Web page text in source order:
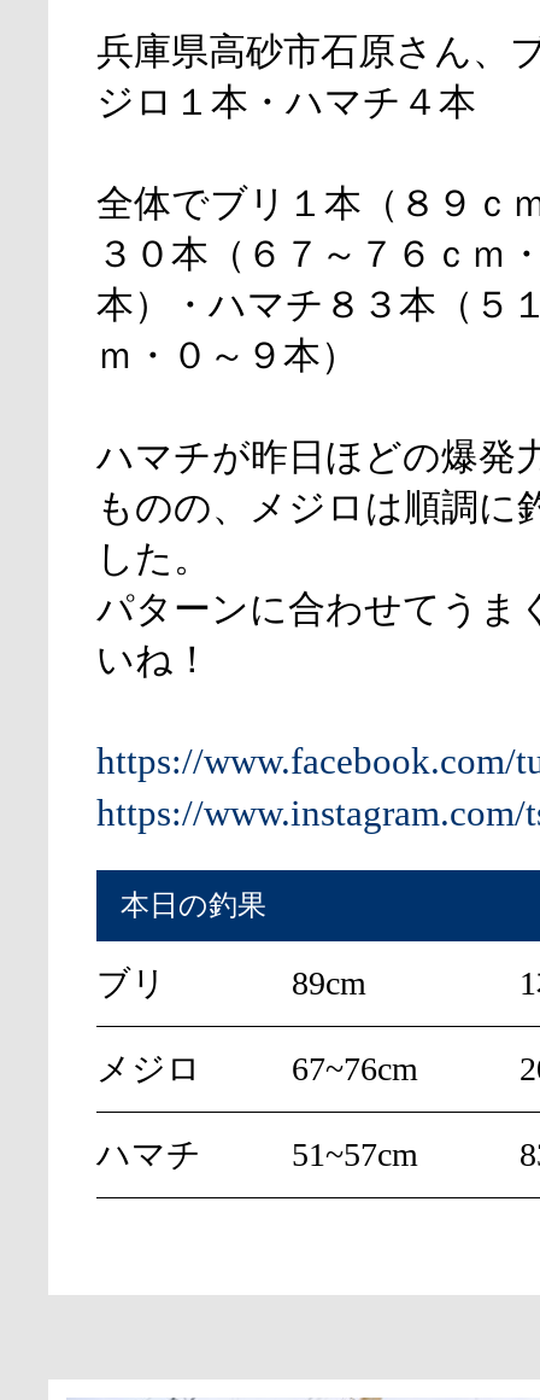
兵庫県高砂市石原さん、
ジロ１本・ハマチ４本
全体でブリ１本（８９ｃ
３０本（６７～７６ｃｍ
本）・ハマチ８３本（５
ｍ・０～９本）
ハマチが昨日ほどの爆発
ものの、メジロは順調に
した。
パターンに合わせてうま
いね！
https://www.facebook.com/
https://www.instagram.com/
本日の釣果
ブリ 89cm
メジロ 67~76cm
ハマチ 51~57cm